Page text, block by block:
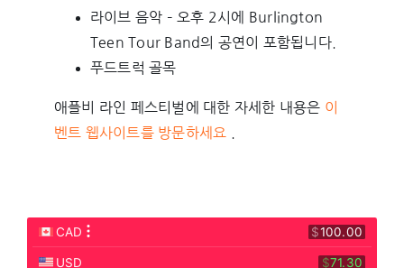
라이브 음악 – 오후 2시에 Burlington
Teen Tour Band의 공연이 포함됩니다.
푸드트럭 골목
애플비 라인 페스티벌에 대한 자세한 내용은 이
벤트 웹사이트를 방문하세요